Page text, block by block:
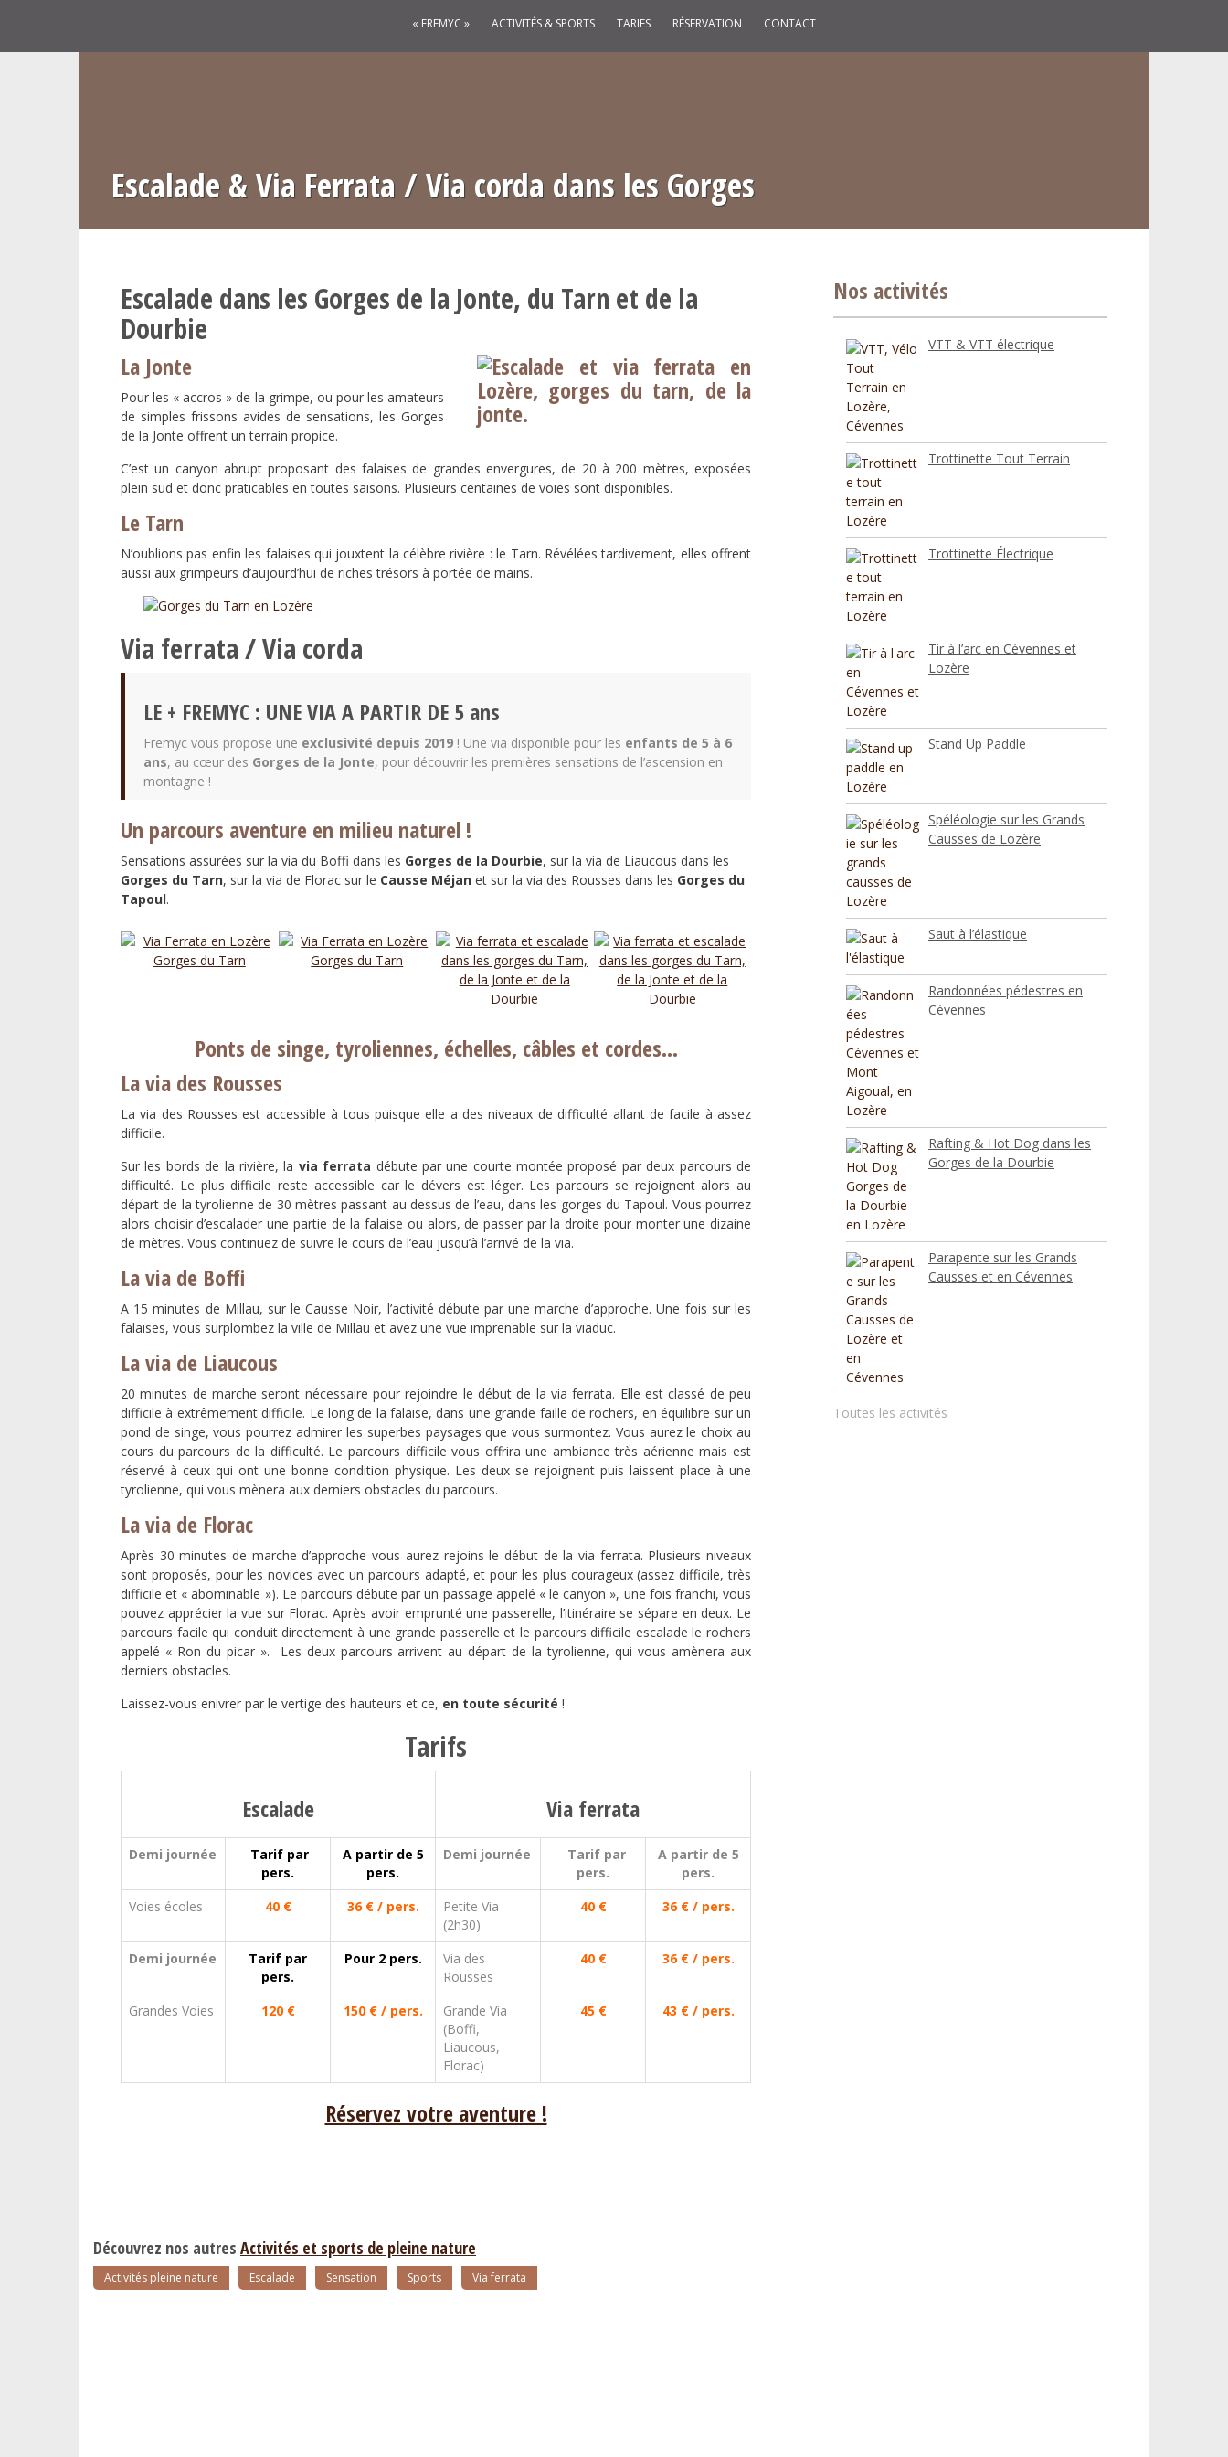
« FREMYC » ACTIVITÉS & SPORTS TARIFS RÉSERVATION CONTACT
Escalade & Via Ferrata / Via corda dans les Gorges
Escalade dans les Gorges de la Jonte, du Tarn et de la
Dourbie
La Jonte
Pour les « accros » de la grimpe, ou pour les amateurs
de simples frissons avides de sensations, les Gorges
de la Jonte offrent un terrain propice.
C’est un canyon abrupt proposant des falaises de grandes envergures, de 20 à 200 mètres, exposées
plein sud et donc praticables en toutes saisons. Plusieurs centaines de voies sont disponibles.
Le Tarn
N’oublions pas enfin les falaises qui jouxtent la célèbre rivière : le Tarn. Révélées tardivement, elles offrent
aussi aux grimpeurs d’aujourd’hui de riches trésors à portée de mains.
Via ferrata / Via corda
LE + FREMYC : UNE VIA A PARTIR DE 5 ans
Fremyc vous propose une exclusivité depuis 2019 ! Une via disponible pour les enfants de 5 à 6
ans, au cœur des Gorges de la Jonte, pour découvrir les premières sensations de l’ascension en
montagne !
Un parcours aventure en milieu naturel !
Sensations assurées sur la via du Boffi dans les Gorges de la Dourbie, sur la via de Liaucous dans les
Gorges du Tarn, sur la via de Florac sur le Causse Méjan et sur la via des Rousses dans les Gorges du
Tapoul.
Ponts de singe, tyroliennes, échelles, câbles et cordes…
La via des Rousses
La via des Rousses est accessible à tous puisque elle a des niveaux de difficulté allant de facile à assez
difficile.
Sur les bords de la rivière, la via ferrata débute par une courte montée proposé par deux parcours de
difficulté. Le plus difficile reste accessible car le dévers est léger. Les parcours se rejoignent alors au
départ de la tyrolienne de 30 mètres passant au dessus de l’eau, dans les gorges du Tapoul. Vous pourrez
alors choisir d’escalader une partie de la falaise ou alors, de passer par la droite pour monter une dizaine
de mètres. Vous continuez de suivre le cours de l’eau jusqu’à l’arrivé de la via.
La via de Boffi
A 15 minutes de Millau, sur le Causse Noir, l’activité débute par une marche d’approche. Une fois sur les
falaises, vous surplombez la ville de Millau et avez une vue imprenable sur la viaduc.
La via de Liaucous
20 minutes de marche seront nécessaire pour rejoindre le début de la via ferrata. Elle est classé de peu
difficile à extrêmement difficile. Le long de la falaise, dans une grande faille de rochers, en équilibre sur un
pond de singe, vous pourrez admirer les superbes paysages que vous surmontez. Vous aurez le choix au
cours du parcours de la difficulté. Le parcours difficile vous offrira une ambiance très aérienne mais est
réservé à ceux qui ont une bonne condition physique. Les deux se rejoignent puis laissent place à une
tyrolienne, qui vous mènera aux derniers obstacles du parcours.
La via de Florac
Après 30 minutes de marche d’approche vous aurez rejoins le début de la via ferrata. Plusieurs niveaux
sont proposés, pour les novices avec un parcours adapté, et pour les plus courageux (assez difficile, très
difficile et « abominable »). Le parcours débute par un passage appelé « le canyon », une fois franchi, vous
pouvez apprécier la vue sur Florac. Après avoir emprunté une passerelle, l’itinéraire se sépare en deux. Le
parcours facile qui conduit directement à une grande passerelle et le parcours difficile escalade le rochers
appelé « Ron du picar ». Les deux parcours arrivent au départ de la tyrolienne, qui vous amènera aux
derniers obstacles.
Laissez-vous enivrer par le vertige des hauteurs et ce, en toute sécurité !
Tarifs
Escalade Via ferrata
Demi journée
Tarif par
pers.
A partir de 5
pers.
Demi journée
Tarif par
pers.
A partir de 5
pers.
Voies écoles
40 € 36 € / pers.
Petite Via
(2h30)
40 € 36 € / pers.
Demi journée
Tarif par
pers.
Pour 2 pers.
Via des
Rousses
40 € 36 € / pers.
Grandes Voies 120 € 150 € / pers.
Grande Via
(Boffi,
Liaucous,
Florac)
45 € 43 € / pers.
Réservez votre aventure !
Découvrez nos autres Activités et sports de pleine nature
Activités pleine nature Escalade Sensation Sports Via ferrata
Nos activités
VTT & VTT électrique
Trottinette Tout Terrain
Trottinette Électrique
Tir à l’arc en Cévennes et
Lozère
Stand Up Paddle
Spéléologie sur les Grands
Causses de Lozère
Saut à l’élastique
Randonnées pédestres en
Cévennes
Rafting & Hot Dog dans les
Gorges de la Dourbie
Parapente sur les Grands
Causses et en Cévennes
Toutes les activités